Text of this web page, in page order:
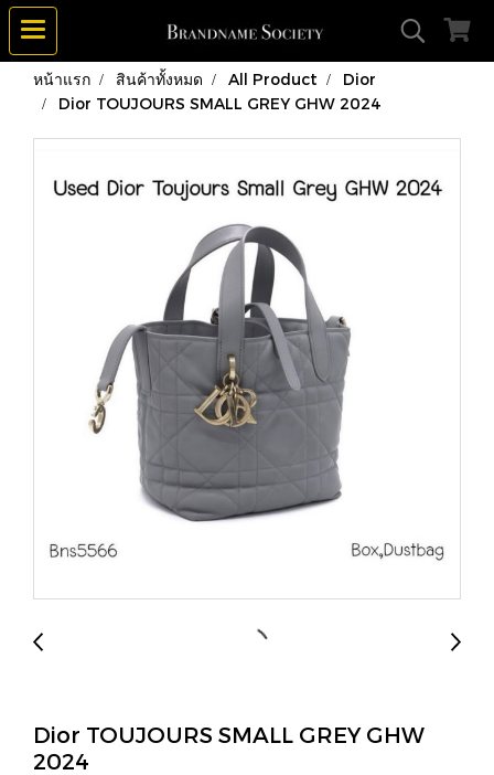
หน้าแรก สินค้าทั้งหมด All Product
Dior
Dior TOUJOURS SMALL GREY GHW 2024
Dior TOUJOURS SMALL GREY GHW
2024